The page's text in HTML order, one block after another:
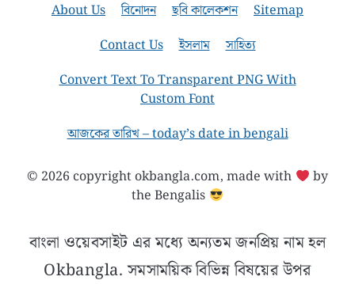
About Us বিনোদন ছবি কালেকশন
Sitemap
Contact Us
ইসলাম
সাহিত্য
Convert Text To Transparent PNG With
Custom Font
আজকের তারিখ – today’s date in bengali
© 2026 copyright okbangla.com, made with
by
the Bengalis
বাংলা ওয়েবসাইট এর মধ্যে অন্যতম জনপ্রিয় নাম হল
Okbangla. সমসাময়িক বিভিন্ন বিষয়ের উপর